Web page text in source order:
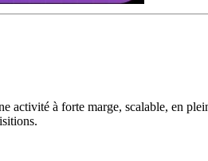
activité à forte marge, scalable, en